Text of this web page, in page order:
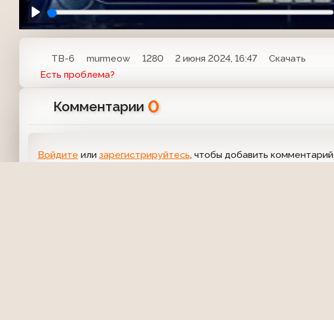
ТВ-6 murmeow 1280 2 июня 2024, 16:47
Скачать
Есть проблема?
Комментарии 0
Войдите или зарегистрируйтесь, чтобы добавить комментарий